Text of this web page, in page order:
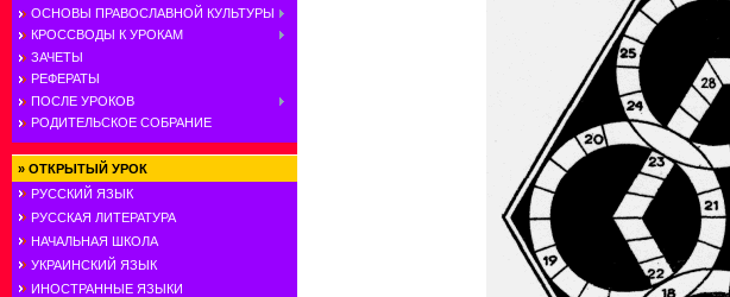
ОСНОВЫ ПРАВОСЛАВНОЙ КУЛЬТУРЫ
КРОССВОДЫ К УРОКАМ
ЗАЧЕТЫ
РЕФЕРАТЫ
ПОСЛЕ УРОКОВ
РОДИТЕЛЬСКОЕ СОБРАНИЕ
» ОТКРЫТЫЙ УРОК
РУССКИЙ ЯЗЫК
РУССКАЯ ЛИТЕРАТУРА
НАЧАЛЬНАЯ ШКОЛА
УКРАИНСКИЙ ЯЗЫК
ИНОСТРАННЫЕ ЯЗЫКИ